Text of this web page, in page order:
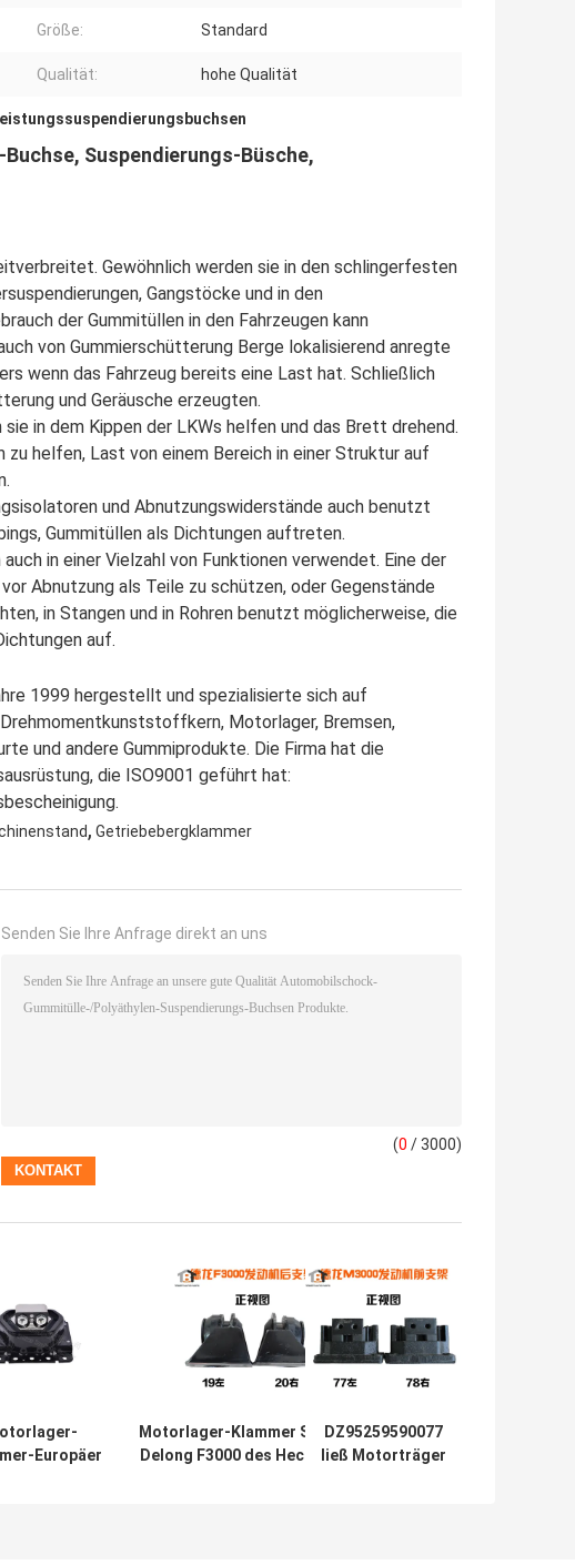
Größe: Standard
Qualität: hohe Qualität
Suspendierungs-Büsche,
Gewöhnlich werden sie in den schlingerfesten
Gangstöcke und in den
der Gummitüllen in den Fahrzeugen kann
von Gummierschütterung Berge lokalisierend anregte
wenn das Fahrzeug bereits eine Last hat. Schließlich
und Geräusche erzeugten.
in dem Kippen der LKWs helfen und das Brett drehend.
helfen, Last von einem Bereich in einer Struktur auf
und Abnutzungswiderstände auch benutzt
Gummitüllen als Dichtungen auftreten.
in einer Vielzahl von Funktionen verwendet. Eine der
Abnutzung als Teile zu schützen, oder Gegenstände
in Stangen und in Rohren benutzt möglicherweise, die
auf.
1999 hergestellt und spezialisierte sich auf
Motorlager, Bremsen,
und andere Gummiprodukte. Die Firma hat die
die ISO9001 geführt hat:
, Getriebebergklammer
Senden Sie Ihre Anfrage direkt an uns
(0 / 3000)
Europäer
Motorlager-Klammer Shacman
Delong F3000 des Heckmotor-
DZ95259590077
ließ Motorträger